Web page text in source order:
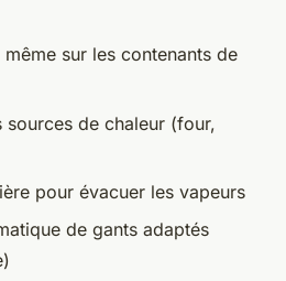
sur les contenants de
sources de chaleur (four,
pour évacuer les vapeurs
de gants adaptés